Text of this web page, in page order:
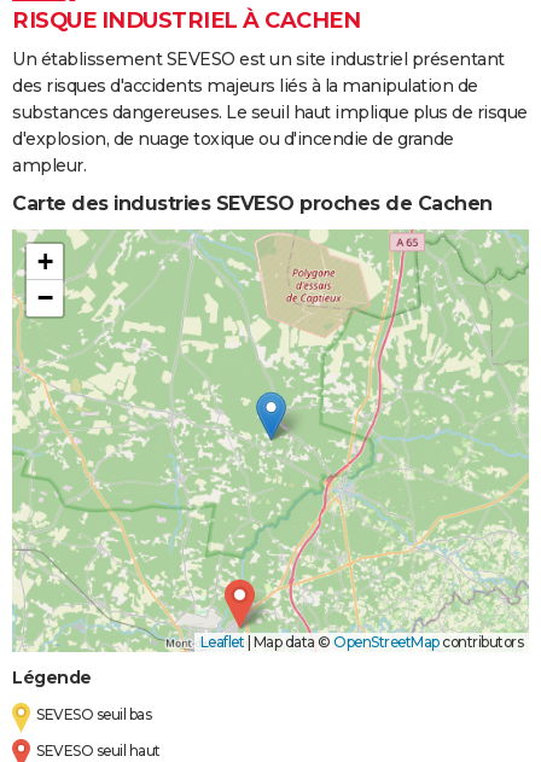
RISQUE INDUSTRIEL À CACHEN
Un établissement SEVESO est un site industriel présentant
des risques d'accidents majeurs liés à la manipulation de
substances dangereuses. Le seuil haut implique plus de risque
d'explosion, de nuage toxique ou d'incendie de grande
ampleur.
Carte des industries SEVESO proches de Cachen
+
−
Leaflet Map data © OpenStreetMapcontributors
Légende
SEVESO seuil bas
SEVESO seuil haut